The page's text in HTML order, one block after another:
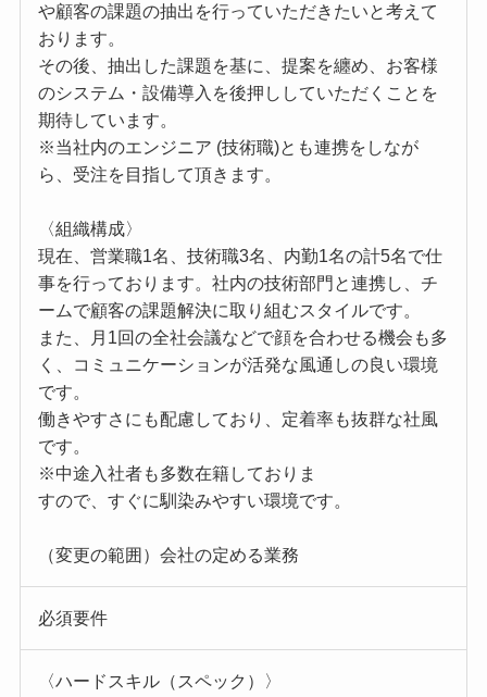
や顧客の課題の抽出を行っていただきたいと考えて
おります。
その後、抽出した課題を基に、提案を纏め、お客様
のシステム・設備導入を後押ししていただくことを
期待しています。
※当社内のエンジニア (技術職)とも連携をしなが
ら、受注を目指して頂きます。
〈組織構成〉
現在、営業職1名、技術職3名、内勤1名の計5名で仕
事を行っております。社内の技術部門と連携し、チ
ームで顧客の課題解決に取り組むスタイルです。
また、月1回の全社会議などで顔を合わせる機会も多
く、コミュニケーションが活発な風通しの良い環境
です。
働きやすさにも配慮しており、定着率も抜群な社風
です。
※中途入社者も多数在籍しておりま
すので、すぐに馴染みやすい環境です。
（変更の範囲）会社の定める業務
必須要件
〈ハードスキル（スペック）〉